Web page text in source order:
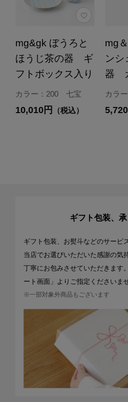
mg&gk ぼうろと
ほうじ茶の器 ギ
フトボックス入り
カラー：200 七宝
10,010円 （税込）
mg
ンシ
器
カラ
ギフト包装、承
ギフト包装、お熨斗などのサービ
当店でお選びいただいた感謝の気
丁寧にお包みさせていただきます
ート画面」よりご指定くださいませ
※一部対象外商品もございます